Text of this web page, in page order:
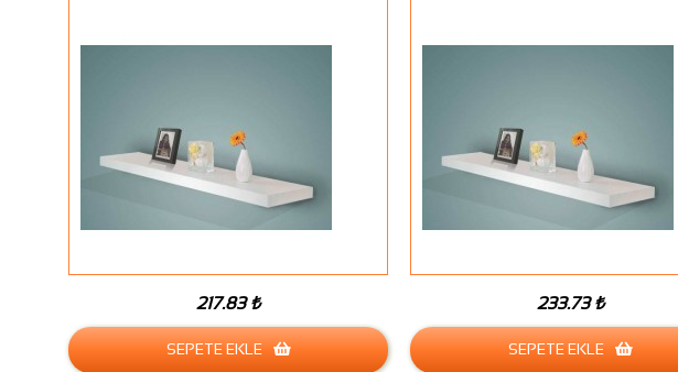
217.83 ₺
SEPETE EKLE
233.73 ₺
SEPETE EKLE